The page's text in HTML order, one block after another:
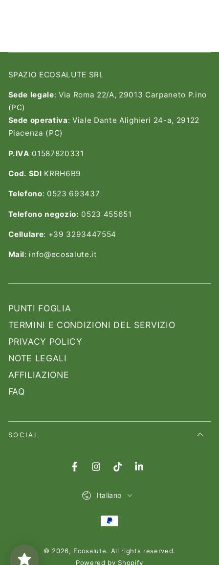
SPAZIO ECOSALUTE SRL
Sede legale: Via Roma 22/A, 29013 Carpaneto P.ino
(PC)
Sede operativa: Viale Dante Alighieri 24-a, 29122
Piacenza (PC)
P.IVA 01587820331
Cod. SDI KRRH6B9
Telefono: 0523 693437
Telefono negozio: 0523 455651
Cellulare: +39 3293447554
Mail: info@ecosalute.it
PUNTI FOGLIA
TERMINI E CONDIZIONI DEL SERVIZIO
PRIVACY POLICY
NOTE LEGALI
AFFILIAZIONE
FAQ
SOCIAL
FacebookInstagramTikTokLinkedIn
© 2026, Ecosalute. All rights reserved.
Powered by Shopify
Italiano
pagamento